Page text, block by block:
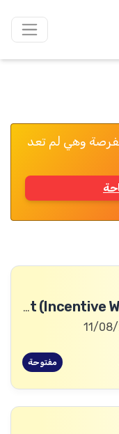
وهي لم تعد
Logistics Assistant (Incentive Worker)-Damascus
مفتوحة